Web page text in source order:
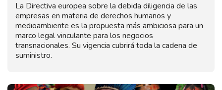
La Directiva europea sobre la debida diligencia de las
empresas en materia de derechos humanos y
medioambiente es la propuesta más ambiciosa para un
marco legal vinculante para los negocios
transnacionales. Su vigencia cubrirá toda la cadena de
suministro.